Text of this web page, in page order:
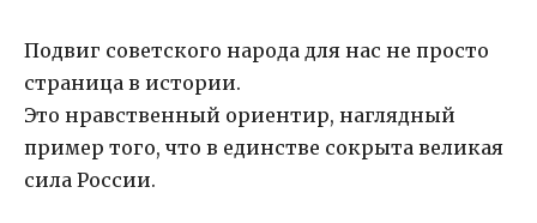
Подвиг советского народа для нас не просто
страница в истории.
Это нравственный ориентир, наглядный
пример того, что в единстве сокрыта великая
сила России.